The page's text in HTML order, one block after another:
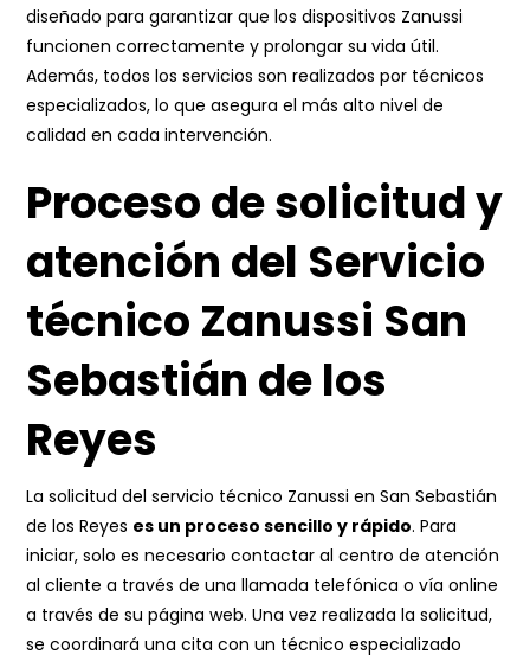
diseñado para garantizar que los dispositivos Zanussi
funcionen correctamente y prolongar su vida útil.
Además, todos los servicios son realizados por técnicos
especializados, lo que asegura el más alto nivel de
calidad en cada intervención.
Proceso de solicitud y
atención del Servicio
técnico Zanussi San
Sebastián de los
Reyes
La solicitud del servicio técnico Zanussi en San Sebastián
de los Reyes es un proceso sencillo y rápido. Para
iniciar, solo es necesario contactar al centro de atención
al cliente a través de una llamada telefónica o vía online
a través de su página web. Una vez realizada la solicitud,
se coordinará una cita con un técnico especializado